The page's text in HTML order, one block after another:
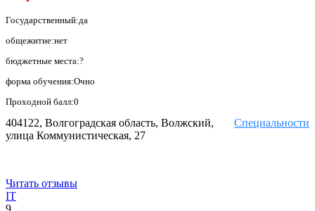
Государственный:да
общежитие:нет
бюджетные места:?
форма обучения:Очно
Проходной балл:0
Специальности
404122, Волгоградская область, Волжский,
улица Коммунистическая, 27
Читать отзывы
IT
9